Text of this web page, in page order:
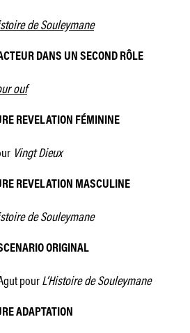
de Souleymane
DANS UN SECOND RÔLE
ouf
REVELATION FÉMININE
Vingt Dieux
REVELATION MASCULINE
de Souleymane
ORIGINAL
pourL’Histoire de Souleymane
ADAPTATION